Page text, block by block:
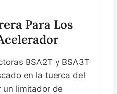
Para Los
BSA2T y BSA3T
en la tuerca del
un limitador de